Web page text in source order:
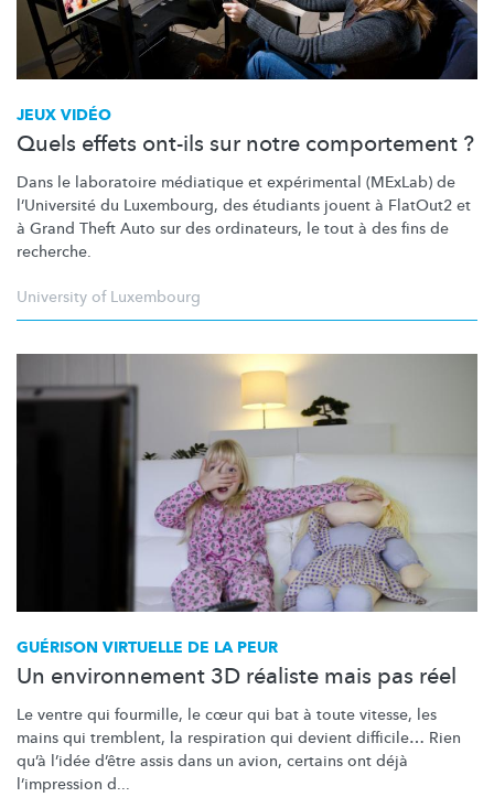
JEUX VIDÉO
Quels effets ont-ils sur notre comportement ?
Dans le laboratoire médiatique et expérimental (MExLab) de
l’Université du Luxembourg, des étudiants jouent à FlatOut2 et
à Grand Theft Auto sur des ordinateurs, le tout à des fins de
recherche.
University of Luxembourg
GUÉRISON VIRTUELLE DE LA PEUR
Un environnement 3D réaliste mais pas réel
Le ventre qui fourmille, le cœur qui bat à toute vitesse, les
mains qui tremblent, la respiration qui devient difficile… Rien
qu’à l’idée d’être assis dans un avion, certains ont déjà
l’impression d...